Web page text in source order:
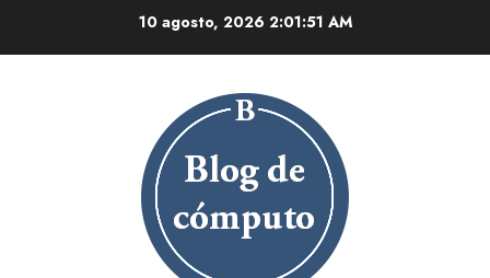
10 agosto, 2026 2:01:52 AM